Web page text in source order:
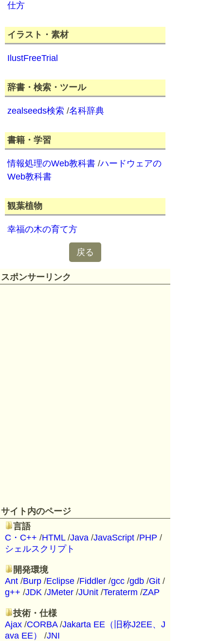
仕方
イラスト・素材
IlustFreeTrial
辞書・検索・ツール
zealseeds検索 /名科辞典
書籍・学習
情報処理のWeb教科書 /ハードウェアの
Web教科書
観葉植物
幸福の木の育て方
戻る
スポンサーリンク
サイト内のページ
言語
C・C++ /HTML/Java /JavaScript /PHP /
シェルスクリプト
開発環境
Ant /Burp /Eclipse /Fiddler /gcc /gdb /Git /
g++ /JDK /JMeter /JUnit /Teraterm /ZAP
技術・仕様
Ajax /CORBA/Jakarta EE（旧称J2EE、J
ava EE）
/JNI